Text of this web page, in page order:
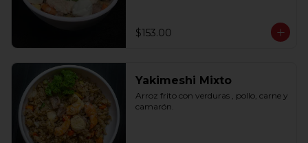
$153.00
Yakimeshi Mixto
Arroz frito con verduras , pollo, carne y
camarón.